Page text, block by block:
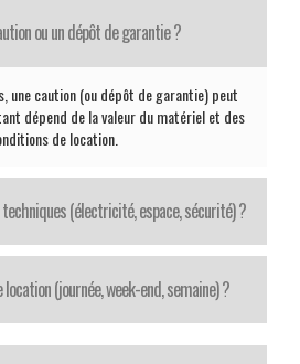
ou un dépôt de garantie ?
une caution (ou dépôt de garantie) peut
dépend de la valeur du matériel et des
de location.
(électricité, espace, sécurité) ?
(journée, week-end, semaine) ?